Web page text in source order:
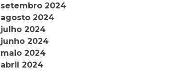
setembro 2024
agosto 2024
julho 2024
junho 2024
maio 2024
abril 2024